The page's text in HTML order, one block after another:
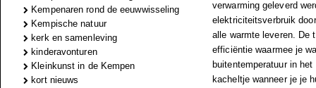
Kempenaren rond de eeuwwisseling
Kempische natuur
kerk en samenleving
kinderavonturen
Kleinkunst in de Kempen
kort nieuws
verwarming geleverd
elektriciteitsverbruik
alle warmte leveren. De
efficiëntie waarmee je
buitentemperatuur in
kacheltje wanneer je je